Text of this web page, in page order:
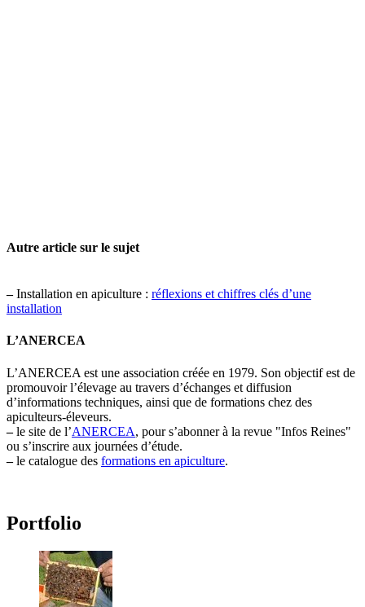
Autre article sur le sujet
–Installation en apiculture : réflexions et chiffres clés d’une
installation
L’ANERCEA
L’ANERCEA est une association créée en 1979. Son objectif est de
promouvoir l’élevage au travers d’échanges et diffusion
d’informations techniques, ainsi que de formations chez des
apiculteurs-éleveurs.
–le site de l’ANERCEA, pour s’abonner à la revue "Infos Reines"
ou s’inscrire aux journées d’étude.
–le catalogue des formations en apiculture.
Portfolio